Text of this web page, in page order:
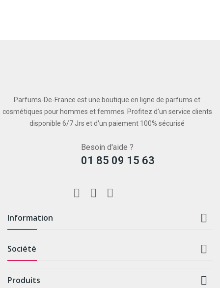
Parfums-De-France est une boutique en ligne de parfums et
cosmétiques pour hommes et femmes. Profitez d'un service clients
disponible 6/7 Jrs et d'un paiement 100% sécurisé
Besoin d'aide ?
01 85 09 15 63
Information 
Société 
Produits 